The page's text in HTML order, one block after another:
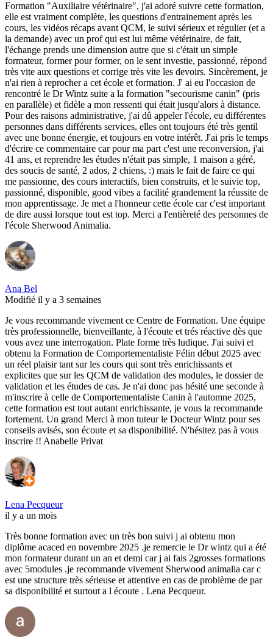
Formation "Auxiliaire vétérinaire", j'ai adoré suivre cette formation,
elle est vraiment complète, les questions d'entrainement après les
cours, les vidéos récaps avant QCM, le suivi sérieux et régulier (et a
la demande) avec un prof qui est lui même vétérinaire, de fait,
l'échange prends une dimension autre que si c'était un simple
formateur, former pour former, on le sent investie, passionné, répond
très vite aux questions et corrige très vite les devoirs. Sincèrement, je
n'ai rien à reprocher a cet école et formation. J' ai eu l'occasion de
rencontré le Dr Wintz suite a la formation "secourisme canin" (pris
en parallèle) et fidèle a mon ressenti qui était jusqu'alors à distance.
Pour des raisons administrative, j'ai dû appeler l'école, eu différentes
personnes dans différents services, elles ont toujours été très gentil
avec une bonne énergie, et toujours en votre intérêt. J'ai pris le temps
d'écrire ce commentaire car pour ma part c'est une reconversion, j'ai
41 ans, et reprendre les études n'était pas simple, 1 maison a géré,
des soucis de santé, 2 ados, 2 chiens, :) mais le fait de faire ce qui
me passionne, des cours interactifs, bien construits, et le suivie top,
passionné, disponible, good vibes a facilité grandement la réussite de
mon apprentissage. Je met a l'honneur cette école car c'est important
de dire aussi lorsque tout est top. Merci a l'entièreté des personnes de
l'école Sherwood Animalia.
Ana Bel
Modifié il y a 3 semaines
Je vous recommande vivement ce Centre de Formation. Une équipe
très professionnelle, bienveillante, à l'écoute et trés réactive dès que
vous avez une interrogation. Plate forme très ludique. J'ai suivi et
obtenu la Formation de Comportementaliste Félin début 2025 avec
un réel plaisir tant sur les cours qui sont très enrichissants et
explicites que sur les QCM de validation des modules, le dossier de
validation et les études de cas. Je n'ai donc pas hésité une seconde à
m'inscrire à celle de Comportementaliste Canin à l'automne 2025,
cette formation est tout autant enrichissante, je vous la recommande
fortement. Un grand Merci à mon tuteur le Docteur Wintz pour ses
conseils avisés, son écoute et sa disponibilité. N'hésitez pas à vous
inscrire !! Anabelle Privat
Lena Pecqueur
il y a un mois
Très bonne formation avec un très bon suivi j ai obtenu mon
diplôme acaced en novembre 2025 .je remercie le Dr wintz qui a été
mon formateur durant un an et demi car j ai fais 2grosses formations
avec 5modules .je recommande vivement Sherwood animalia car c
est une structure très sérieuse et attentive en cas de problème de par
sa disponibilité et surtout a l écoute . Lena Pecqueur.